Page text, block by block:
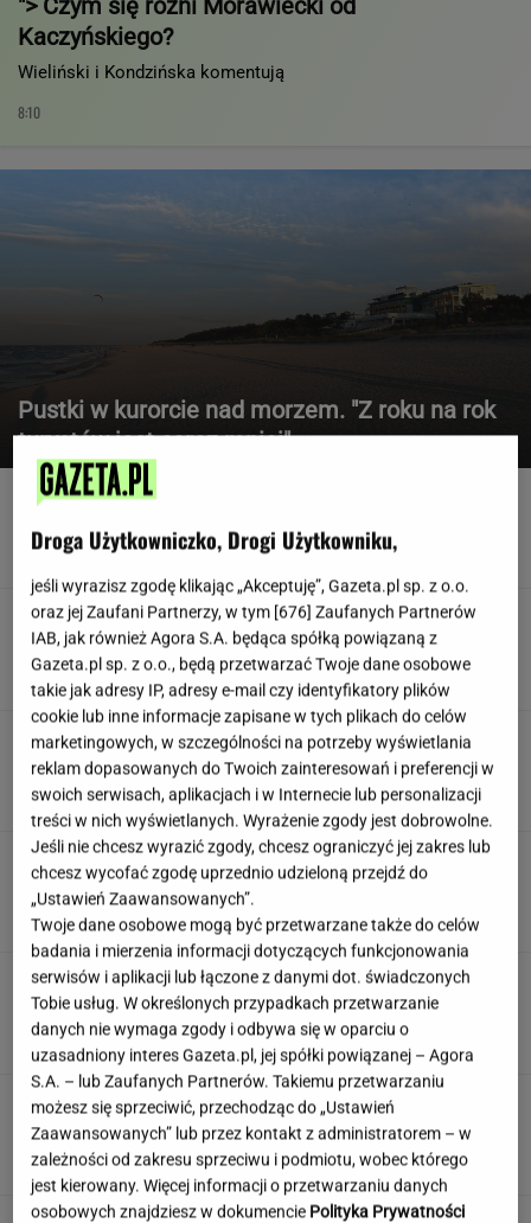
"> Czym się różni Morawiecki od
Kaczyńskiego?
Wieliński i Kondzińska komentują
8:10
Pustki w kurorcie nad morzem. "Z roku na rok
turystów jest coraz mniej"
Polacy ocenili weta Nawrockiego. Dominuje
Polka pobiła rekord Guinnessa. Zajęło jej to
15 lat
Fala ekstremalnych upałów w Niemczech. W
tydzień zmarło blisko 10 tys. osób
Kaczyński teraz ma już maślarzy
na tacy. Stało się to, do czego dążyli
SUBSKRYPCJA
To Nawrocki wcina na śniadanie. Kucharz
wygadał się, co co dla niego przygotowuje
USC dokonał transkrypcji
małżeństwa, ale nie zmienił… stanu
cywilnego. W świetle prawa wciąż są pannami
Droga Użytkowniczko, Drogi Użytkowniku,
jeśli wyrazisz zgodę klikając „Akceptuję”, Gazeta.pl sp. z o.o.
oraz jej Zaufani Partnerzy, w tym [676] Zaufanych Partnerów
IAB, jak również Agora S.A. będąca spółką powiązaną z
Gazeta.pl sp. z o.o., będą przetwarzać Twoje dane osobowe
takie jak adresy IP, adresy e-mail czy identyfikatory plików
cookie lub inne informacje zapisane w tych plikach do celów
marketingowych, w szczególności na potrzeby wyświetlania
reklam dopasowanych do Twoich zainteresowań i preferencji w
swoich serwisach, aplikacjach i w Internecie lub personalizacji
treści w nich wyświetlanych. Wyrażenie zgody jest dobrowolne.
Jeśli nie chcesz wyrazić zgody, chcesz ograniczyć jej zakres lub
chcesz wycofać zgodę uprzednio udzieloną przejdź do
„Ustawień Zaawansowanych”.
Twoje dane osobowe mogą być przetwarzane także do celów
badania i mierzenia informacji dotyczących funkcjonowania
serwisów i aplikacji lub łączone z danymi dot. świadczonych
Tobie usług. W określonych przypadkach przetwarzanie
danych nie wymaga zgody i odbywa się w oparciu o
uzasadniony interes Gazeta.pl, jej spółki powiązanej – Agora
S.A. – lub Zaufanych Partnerów. Takiemu przetwarzaniu
możesz się sprzeciwić, przechodząc do „Ustawień
Zaawansowanych” lub przez kontakt z administratorem – w
zależności od zakresu sprzeciwu i podmiotu, wobec którego
jest kierowany. Więcej informacji o przetwarzaniu danych
osobowych znajdziesz w dokumencie Polityka Prywatności